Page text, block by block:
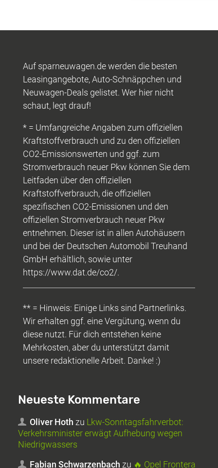
Auf sparneuwagen.de werden die besten
Leasingangebote, Auto-Schnäppchen und
Neuwagen-Deals gelistet. Wer hier nicht
schaut, legt drauf!
* = Umfangreiche Angaben zum offiziellen
Kraftstoffverbrauch und zu den offiziellen
CO2-Emissionswerten und ggf. zum
Stromverbrauch neuer Pkw können Sie dem
Leitfaden über den offiziellen
Kraftstoffverbrauch, die offiziellen
spezifischen CO2-Emissionen und den
offiziellen Stromverbrauch neuer Pkw
entnehmen. Dieser ist in allen Autohäusern
und bei der Deutschen Automobil Treuhand
GmbH erhältlich, sowie unter
https://www.dat.de/co2/.
** = Hinweis: Einige Links sind Partnerlinks.
Wir erhalten ggf. eine Vergütung, wenn du
diese nutzt. Für dich entstehen keine
Mehrkosten, aber du unterstützt damit
unsere redaktionelle Arbeit. Danke! :)
Neueste Kommentare
Oliver Hoth zu Lkw-Sonntagsfahrverbot:
Verkehrsminister erwägt Aufhebung wegen
Niedrigwassers
Fabian Schwarzenbach zu 🔥 Opel Frontera